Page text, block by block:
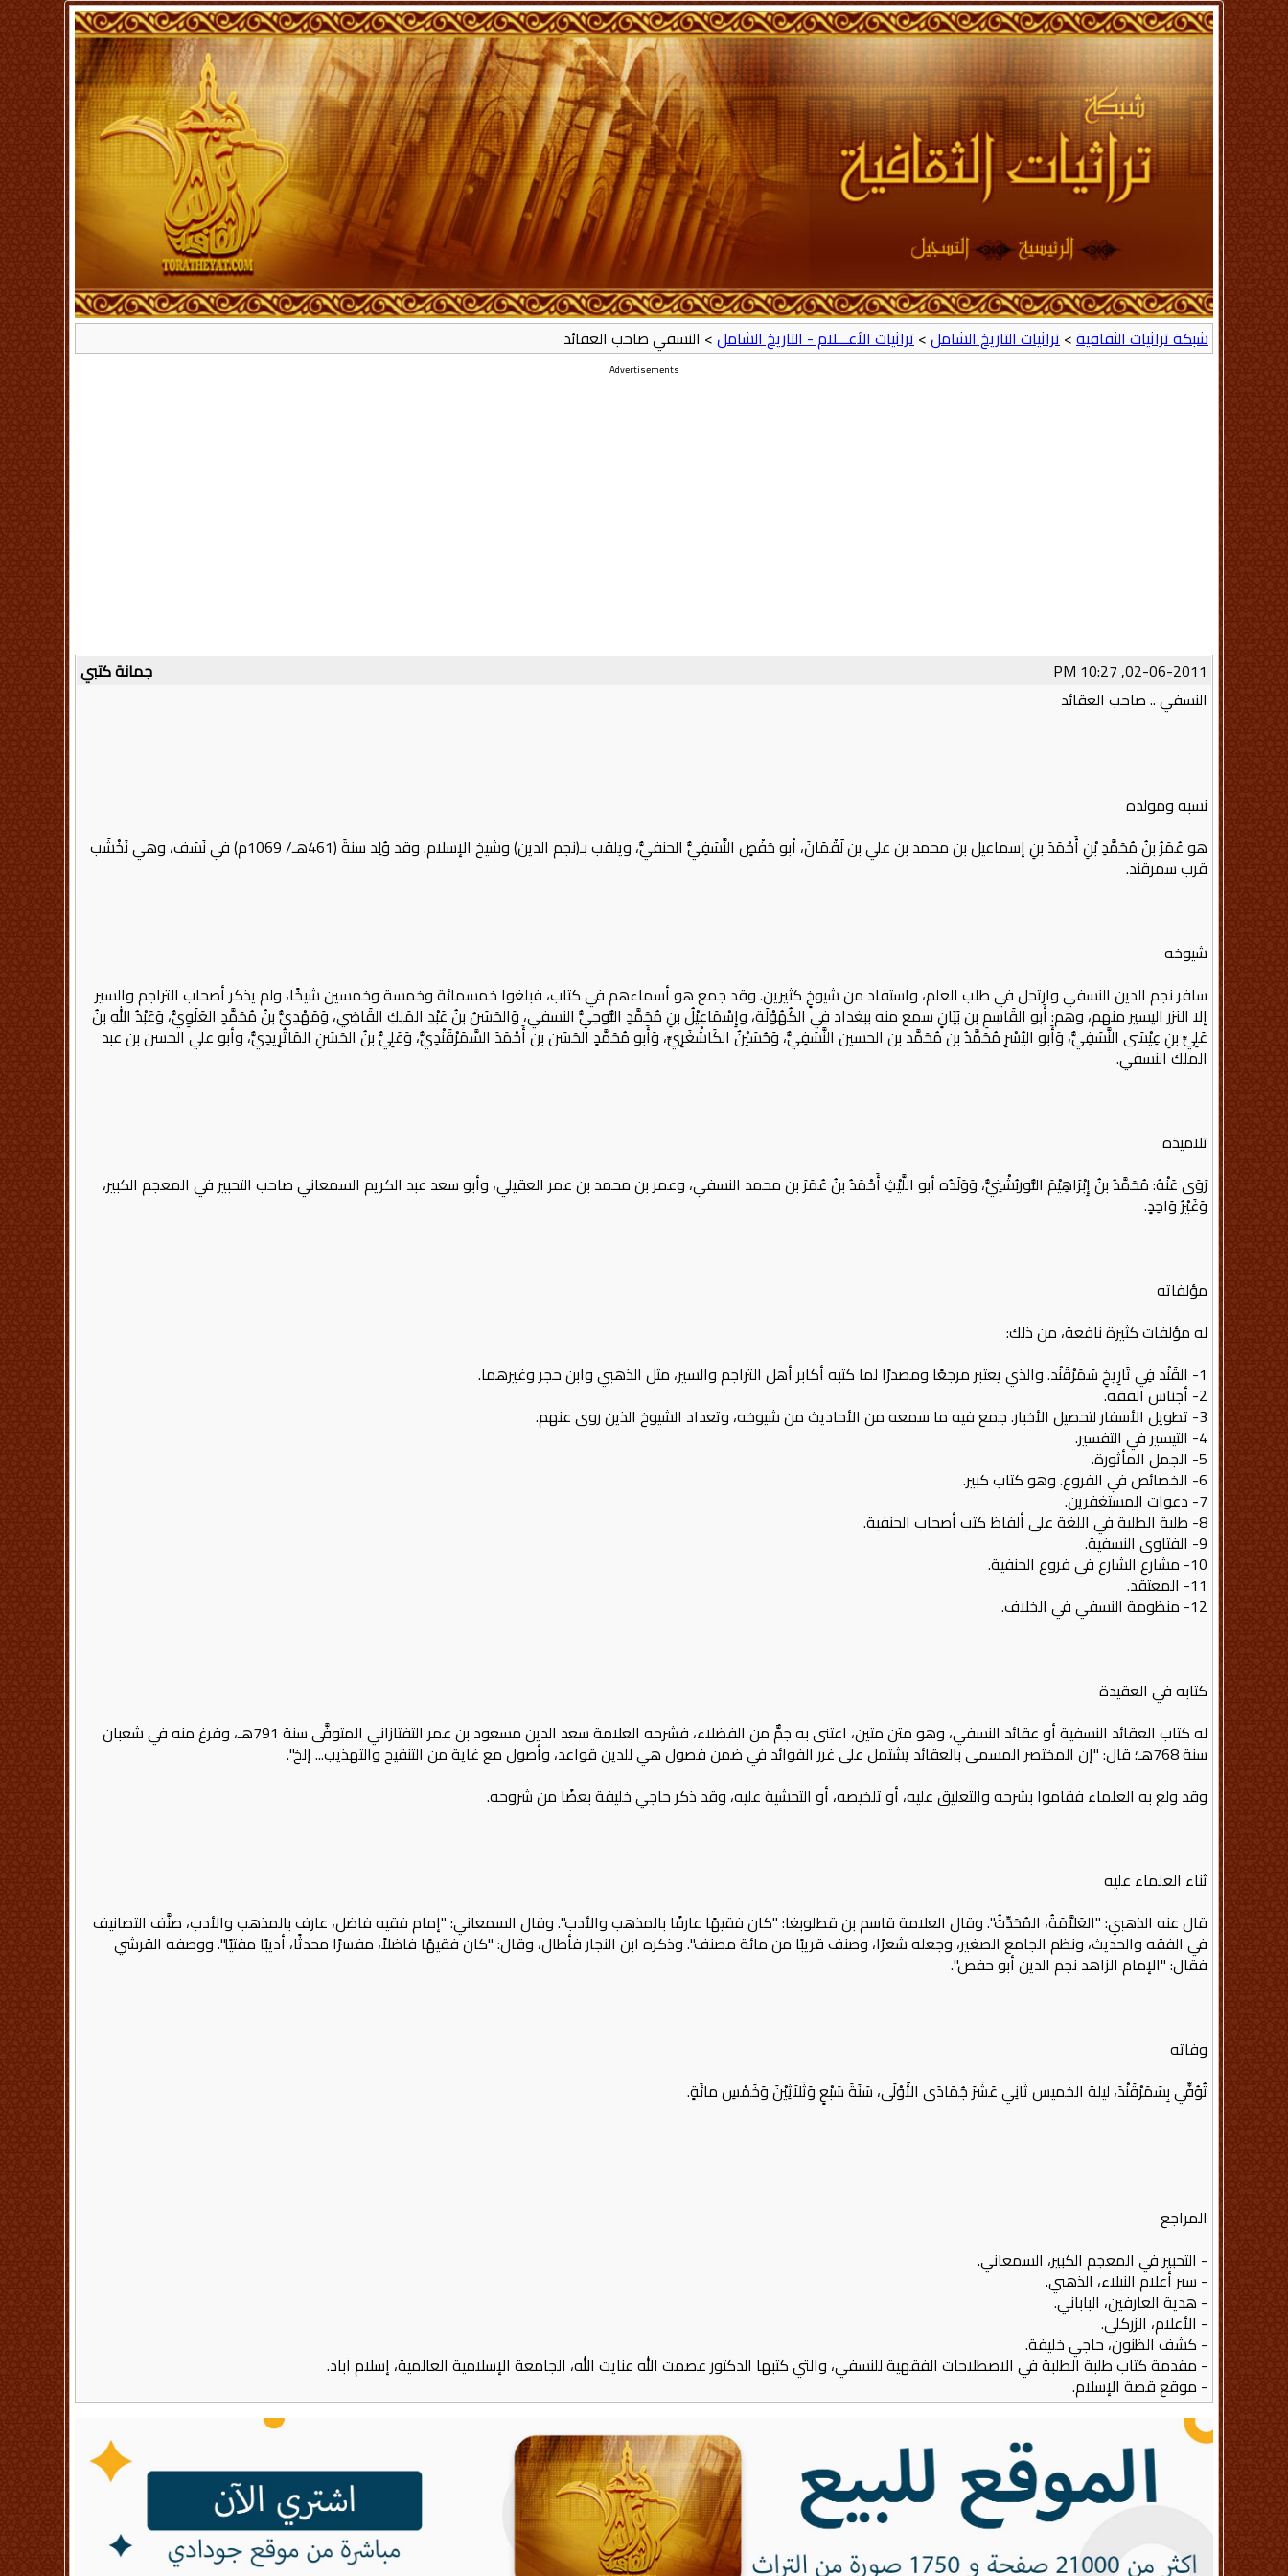
شبكة تراثيات الثقافية>تراثيات التاريخ الشامل>تراثيات الأعـــلام - التاريخ الشامل> النسفي صاحب العقائد
Advertisements
جمانة كتبي
02-06-2011, 10:27 PM
النسفي .. صاحب العقائد
نسبه ومولده
هو عُمَرُ بنُ مُحَمَّدِ بْنِ أَحْمَدَ بنِ إسماعيل بن محمد بن علي بن لُقْمَانَ، أبو حَفْصٍ النَّسَفِيُّ الحنفيُّ، ويلقب بـ(نجم الدين) وشيخ الإسلام. وقد وُلِد سنةَ (461هـ/ 1069م) في نَسَف، وهي نَخْشَب
قرب سمرقند.
شيوخه
سافر نجم الدين النسفي وارتحل في طلب العلم، واستفاد من شيوخٍ كثيرين. وقد جمع هو أسماءهم في كتاب، فبلغوا خمسمائة وخمسة وخمسين شيخًا، ولم يذكر أصحاب التراجم والسير
إلا النزر اليسير منهم، وهم: أَبو القَاسِمِ بن بَيَانٍ سمع منه ببغداد فِي الكُهُوْلَةِ، وإِسْمَاعِيْلُ بنِ مُحَمَّدٍ النُّوحِيُّ النسفي، وَالحَسَنُ بنُ عَبْدِ المَلِكِ القَاضِي، وَمَهْدِيُّ بنُ مُحَمَّدٍ العَلَوِيُّ، وَعَبْدُ اللهِ بنُ
عَلِيِّ بنِ عِيْسَى النَّسَفِيُّ، وَأَبو اليُسْرِ مُحَمَّدُ بن مُحَمَّد بن الحسين النَّسَفِيُّ، وَحُسَيْنٌ الكَاشْغَرِيِّ، وَأَبو مُحَمَّدٍ الحَسَن بن أَحْمَدَ السَّمَرْقَنْدِيُّ، وَعَلِيُّ بنُ الحَسَنِ المَاتُرِيدِيُّ، وأبو علي الحسن بن عبد
الملك النسفي.
تلاميذه
رَوَى عَنْهُ: مُحَمَّدُ بنُ إِبْرَاهِيْمَ التُّوربُشْتِيُّ، وَوَلَدُه أبو اللَّيْثِ أَحْمَدُ بنُ عُمَرَ بن محمد النسفي، وعمر بن محمد بن عمر العقيلي، وأبو سعد عبد الكريم السمعاني صاحب التحبير في المعجم الكبير،
وَغَيْرُ وَاحِدٍ.
مؤلفاته
له مؤلفات كثيرة نافعة، من ذلك:
1- القَنْد فِي تَارِيخِ سَمَرْقَنْد. والذي يعتبر مرجعًا ومصدرًا لما كتبه أكابر أهل التراجم والسير، مثل الذهبي وابن حجر وغيرهما.
2- أجناس الفقه.
3- تطويل الأسفار لتحصيل الأخبار. جمع فيه ما سمعه من الأحاديث من شيوخه، وتعداد الشيوخ الذين روى عنهم.
4- التيسير في التفسير.
5- الجمل المأثورة.
6- الخصائص في الفروع. وهو كتاب كبير.
7- دعوات المستغفرين.
8- طلبة الطلبة في اللغة على ألفاظ كتب أصحاب الحنفية.
9- الفتاوى النسفية.
10- مشارع الشارع في فروع الحنفية.
11- المعتقد.
12- منظومة النسفي في الخلاف.
كتابه في العقيدة
له كتاب العقائد النسفية أو عقائد النسفي، وهو متن متين، اعتنى به جمٌّ من الفضلاء، فشرحه العلامة سعد الدين مسعود بن عمر التفتازاني المتوفَّى سنة 791هـ، وفرغ منه في شعبان
سنة 768هـ؛ قال: "إن المختصر المسمى بالعقائد يشتمل على غرر الفوائد في ضمن فصول هي للدين قواعد، وأصول مع غاية من التنقيح والتهذيب... إلخ".
وقد ولع به العلماء فقاموا بشرحه والتعليق عليه، أو تلخيصه، أو التحشية عليه، وقد ذكر حاجي خليفة بعضًا من شروحه.
ثناء العلماء عليه
قال عنه الذهبي: "العَلاَّمَةُ، المُحَدِّثُ". وقال العلامة قاسم بن قطلوبغا: "كان فقيهًا عارفًا بالمذهب والأدب". وقال السمعاني: "إمام فقيه فاضل، عارف بالمذهب والأدب، صنَّف التصانيف
في الفقه والحديث، ونظم الجامع الصغير، وجعله شعرًا، وصنف قريبًا من مائة مصنف". وذكره ابن النجار فأطال، وقال: "كان فقيهًا فاضلاً، مفسرًا محدثًا، أديبًا مفتيًا". ووصفه القرشي
فقال: "الإمام الزاهد نجم الدين أبو حفص".
وفاته
تُوُفِّي بِسَمَرْقَنْدَ، ليلة الخميس ثَانِي عَشَرَ جُمَادَى الأُوْلَى، سَنَةَ سَبْعٍ وَثَلاَثِيْنَ وَخَمْسِ مائَةٍ.
المراجع
- التحبير في المعجم الكبير، السمعاني.
- سير أعلام النبلاء، الذهبي.
- هدية العارفين، الباباني.
- الأعلام، الزركلي.
- كشف الظنون، حاجي خليفة.
- مقدمة كتاب طلبة الطلبة في الاصطلاحات الفقهية للنسفي، والتي كتبها الدكتور عصمت الله عنايت الله، الجامعة الإسلامية العالمية، إسلام آباد.
- موقع قصة الإسلام.